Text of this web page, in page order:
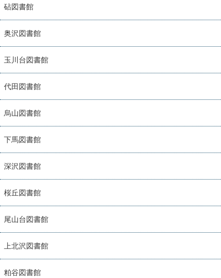
砧図書館
奥沢図書館
玉川台図書館
代田図書館
烏山図書館
下馬図書館
深沢図書館
桜丘図書館
尾山台図書館
上北沢図書館
粕谷図書館